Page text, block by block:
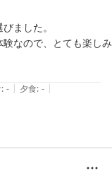
ました。
なので、とても楽しみ
ていてとても清潔でし
した。
た体験出来てうれしか
、観光地などをご親切
す。
: - | 夕食: - |